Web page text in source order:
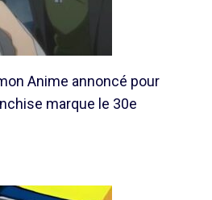
Anime annoncé pour
marque le 30e